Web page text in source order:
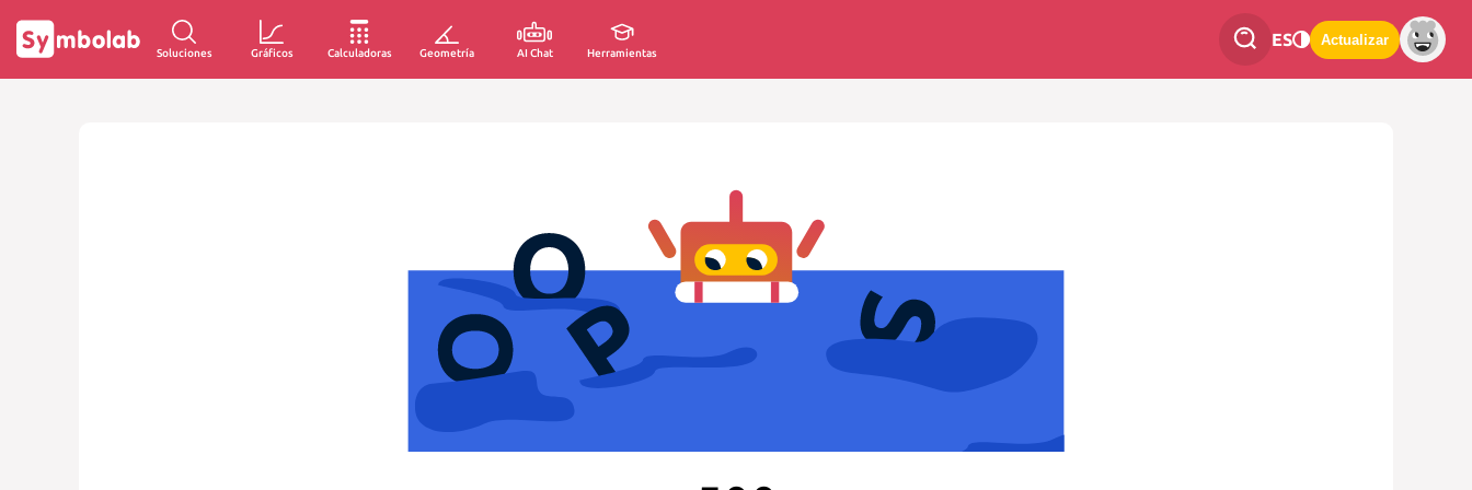
Soluciones Gráficos Calculadoras Geometría AI Chat Herramientas
ES Actualizar